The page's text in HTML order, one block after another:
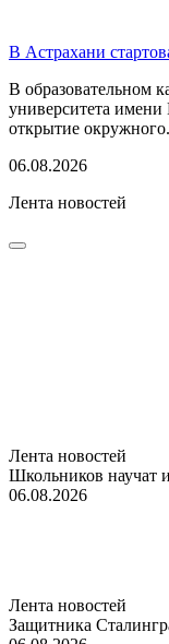
В Астрахани
В образовательном
университета
открытие
06.08.2026
Лента новостей
Лента новостей
Школьников научат
06.08.2026
Лента новостей
Защитника